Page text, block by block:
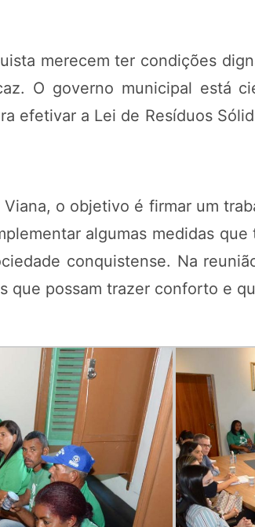
merecem ter condições
O governo municipal está
efetivar a Lei de Resíduos
o objetivo é firmar um
algumas medidas
conquistense. Na
que possam trazer conforto e